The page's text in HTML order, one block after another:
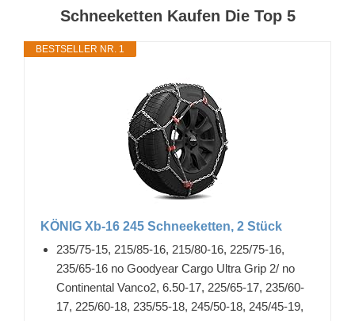
Schneeketten Kaufen Die Top 5
BESTSELLER NR. 1
KÖNIG Xb-16 245 Schneeketten, 2 Stück
235/75-15, 215/85-16, 215/80-16, 225/75-16,
235/65-16 no Goodyear Cargo Ultra Grip 2/ no
Continental Vanco2, 6.50-17, 225/65-17, 235/60-
17, 225/60-18, 235/55-18, 245/50-18, 245/45-19,